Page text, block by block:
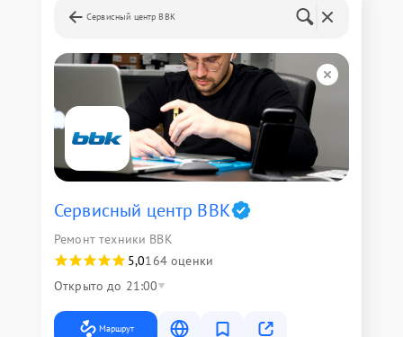
Сервисный центр BBK
Сервисный центр BBK
Ремонт техники BBK
5,0164 оценки
Открыто до 21:00
Маршрут